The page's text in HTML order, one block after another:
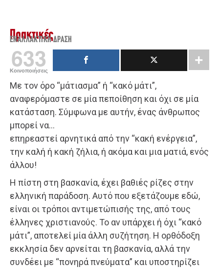
Πρακτικές
ΕΝΑΛΛΑΚΤΙΚΉ ΔΡΆΣΗ
633
Κοινοποιήσεις
Με τον όρο “μάτιασμα” ή “κακό μάτι”,
αναφερόμαστε σε μία πεποίθηση και όχι σε μία
κατάσταση. Σύμφωνα με αυτήν, ένας άνθρωπος
μπορεί να…
επηρεαστεί αρνητικά από την “κακή ενέργεια”,
την καλή ή κακή ζήλια, ή ακόμα και μια ματιά, ενός
άλλου!
Η πίστη στη βασκανία, έχει βαθιές ρίζες στην
ελληνική παράδοση. Αυτό που εξετάζουμε εδώ,
είναι οι τρόποι αντιμετώπισής της, από τους
έλληνες χριστιανούς. Το αν υπάρχει ή όχι “κακό
μάτι”, αποτελεί μία άλλη συζήτηση. Η ορθόδοξη
εκκλησία δεν αρνείται τη βασκανία, αλλά την
συνδέει με “πονηρά πνεύματα” και υποστηρίζει